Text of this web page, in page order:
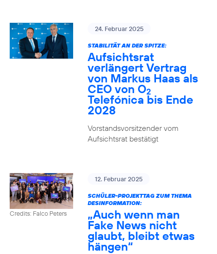
24. Februar 2025
STABILITÄT AN DER SPITZE:
Aufsichtsrat
verlängert Vertrag
von Markus Haas als
CEO von O2
Telefónica bis Ende
2028
Vorstandsvorsitzender vom
Aufsichtsrat bestätigt
Credits: Falco Peters
12. Februar 2025
SCHÜLER-PROJEKTTAG ZUM THEMA
DESINFORMATION:
„Auch wenn man
Fake News nicht
glaubt, bleibt etwas
hängen“